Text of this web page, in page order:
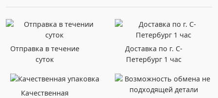
Отправка в течение
суток
Доставка по г. С-
Петербург 1 час
Качественная